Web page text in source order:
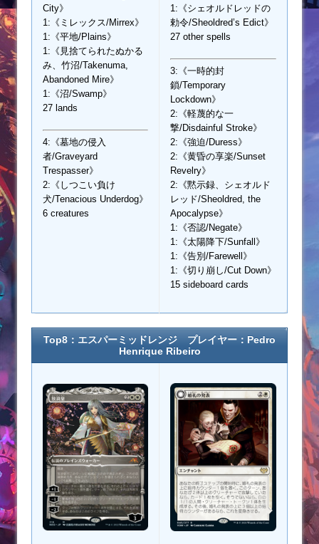
City》
1:《ミレックス/Mirrex》
1:《平地/Plains》
1:《見捨てられたぬかる
み、竹沼/Takenuma,
Abandoned Mire》
1:《沼/Swamp》
27 lands
4:《墓地の侵入
者/Graveyard
Trespasser》
2:《しつこい負け
犬/Tenacious Underdog》
6 creatures
1:《シェオルドレッドの
勅令/Sheoldred’s Edict》
27 other spells
3:《一時的封
鎖/Temporary
Lockdown》
2:《軽蔑的な一
撃/Disdainful Stroke》
2:《強迫/Duress》
2:《黄昏の享楽/Sunset
Revelry》
2:《黙示録、シェオルド
レッド/Sheoldred, the
Apocalypse》
1:《否認/Negate》
1:《太陽降下/Sunfall》
1:《告別/Farewell》
1:《切り崩し/Cut Down》
15 sideboard cards
Top8：エスパーミッドレンジ プレイヤー：Pedro
Henrique Ribeiro